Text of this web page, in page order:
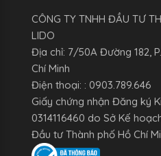
CÔNG TY TNHH ĐẦU TƯ
LIDO
Địa chỉ: 7/50A Đường 182,
Chí Minh
Điện thoại: : 0903.789.646
Giấy chứng nhận Đăng ký
0314116460 do Sở Kế
Đầu tư Thành phố Hồ Chí